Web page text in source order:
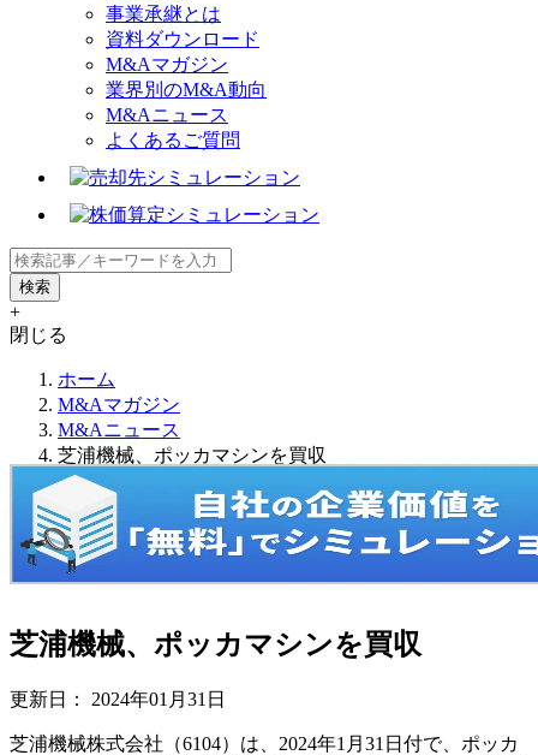
事業承継とは
資料ダウンロード
M&Aマガジン
業界別のM&A動向
M&Aニュース
よくあるご質問
+
閉じる
ホーム
M&Aマガジン
M&Aニュース
芝浦機械、ポッカマシンを買収
芝浦機械、ポッカマシンを買収
更新日： 2024年01月31日
芝浦機械株式会社（6104）は、2024年1月31日付で、ポッカ